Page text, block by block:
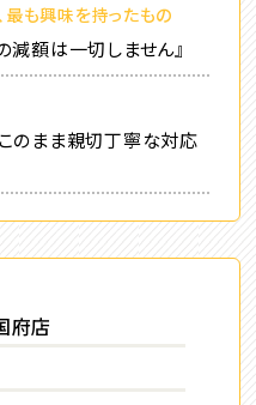
最も興味を持ったもの
減額は一切しません』
のまま親切丁寧な対応
府店